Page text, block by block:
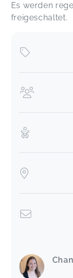
Es werden
freigeschaltet.